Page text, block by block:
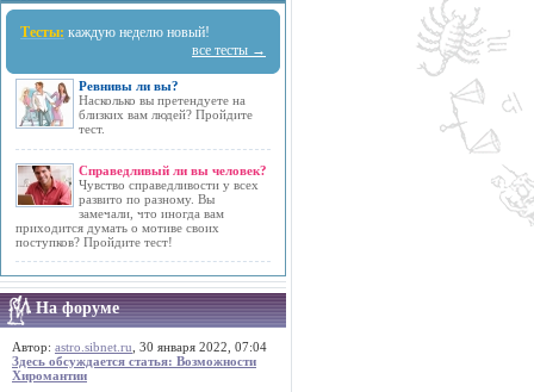
Тесты: каждую неделю новый!
все тесты →
Ревнивы ли вы?
Насколько вы претендуете на
близких вам людей? Пройдите
тест.
Справедливый ли вы человек?
Чувство справедливости у всех
развито по разному. Вы
замечали, что иногда вам
приходится думать о мотиве своих
поступков? Пройдите тест!
На форуме
Автор: astro.sibnet.ru , 30 января 2022, 07:04
Здесь обсуждается статья: Возможности
Хиромантии